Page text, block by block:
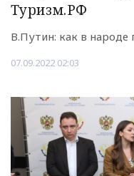
Туризм.РФ
В.Путин: как в народе
07.09.2022 02:03